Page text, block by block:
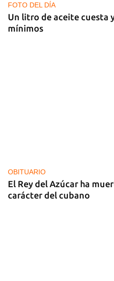
FOTO DEL DÍA
Un litro de aceite cuesta
mínimos
OBITUARIO
El Rey del Azúcar ha
carácter del cubano